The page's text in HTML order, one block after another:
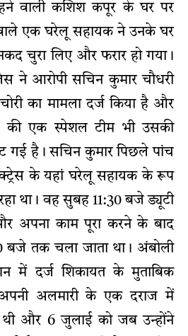
वाली कशिश कपूर के घर पर
एक घरेलू सहायक ने उनके घर
चुरा लिए और फरार हो गया।
ने आरोपी सचिन कुमार चौधरी
का मामला दर्ज किया है और
की एक स्पेशल टीम भी उसकी
गई है। सचिन कुमार पिछले पांच
के यहां घरेलू सहायक के रूप
था। वह सुबह 11:30 बजे ड्यूटी
अपना काम पूरा करने के बाद
बजे तक चला जाता था। अंबोली
में दर्ज शिकायत के मुताबिक
अलमारी के एक दराज में
थी और 6 जुलाई को जब उन्होंने